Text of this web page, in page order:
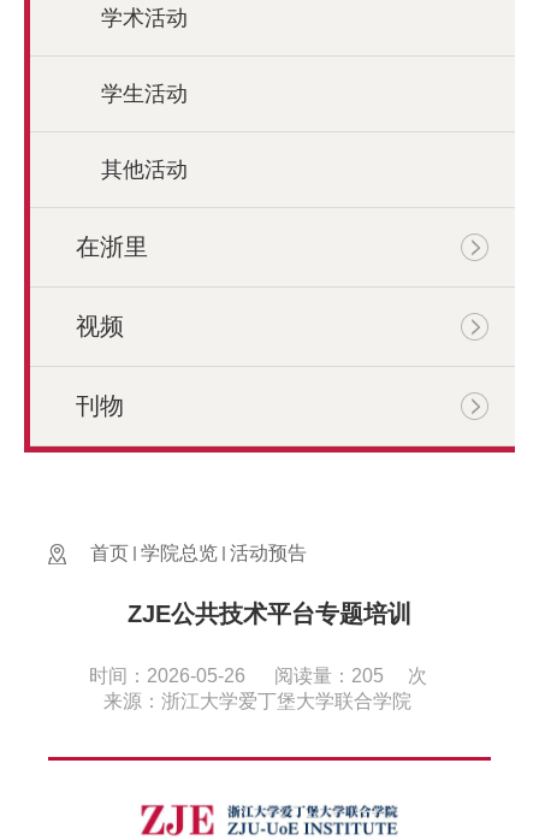
学术活动
学生活动
其他活动
在浙里
视频
刊物
首页 学院总览 活动预告
ZJE公共技术平台专题培训
时间：2026-05-26 阅读量： 205
次
来源：浙江大学爱丁堡大学联合学院